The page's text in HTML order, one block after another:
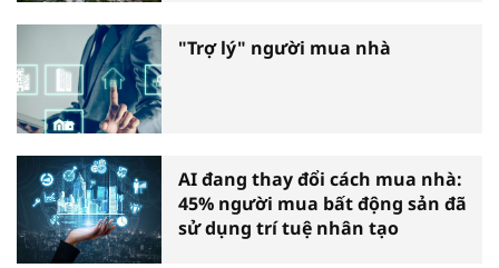
"Trợ lý" người mua nhà
AI đang thay đổi cách mua nhà:
45% người mua bất động sản đã
sử dụng trí tuệ nhân tạo